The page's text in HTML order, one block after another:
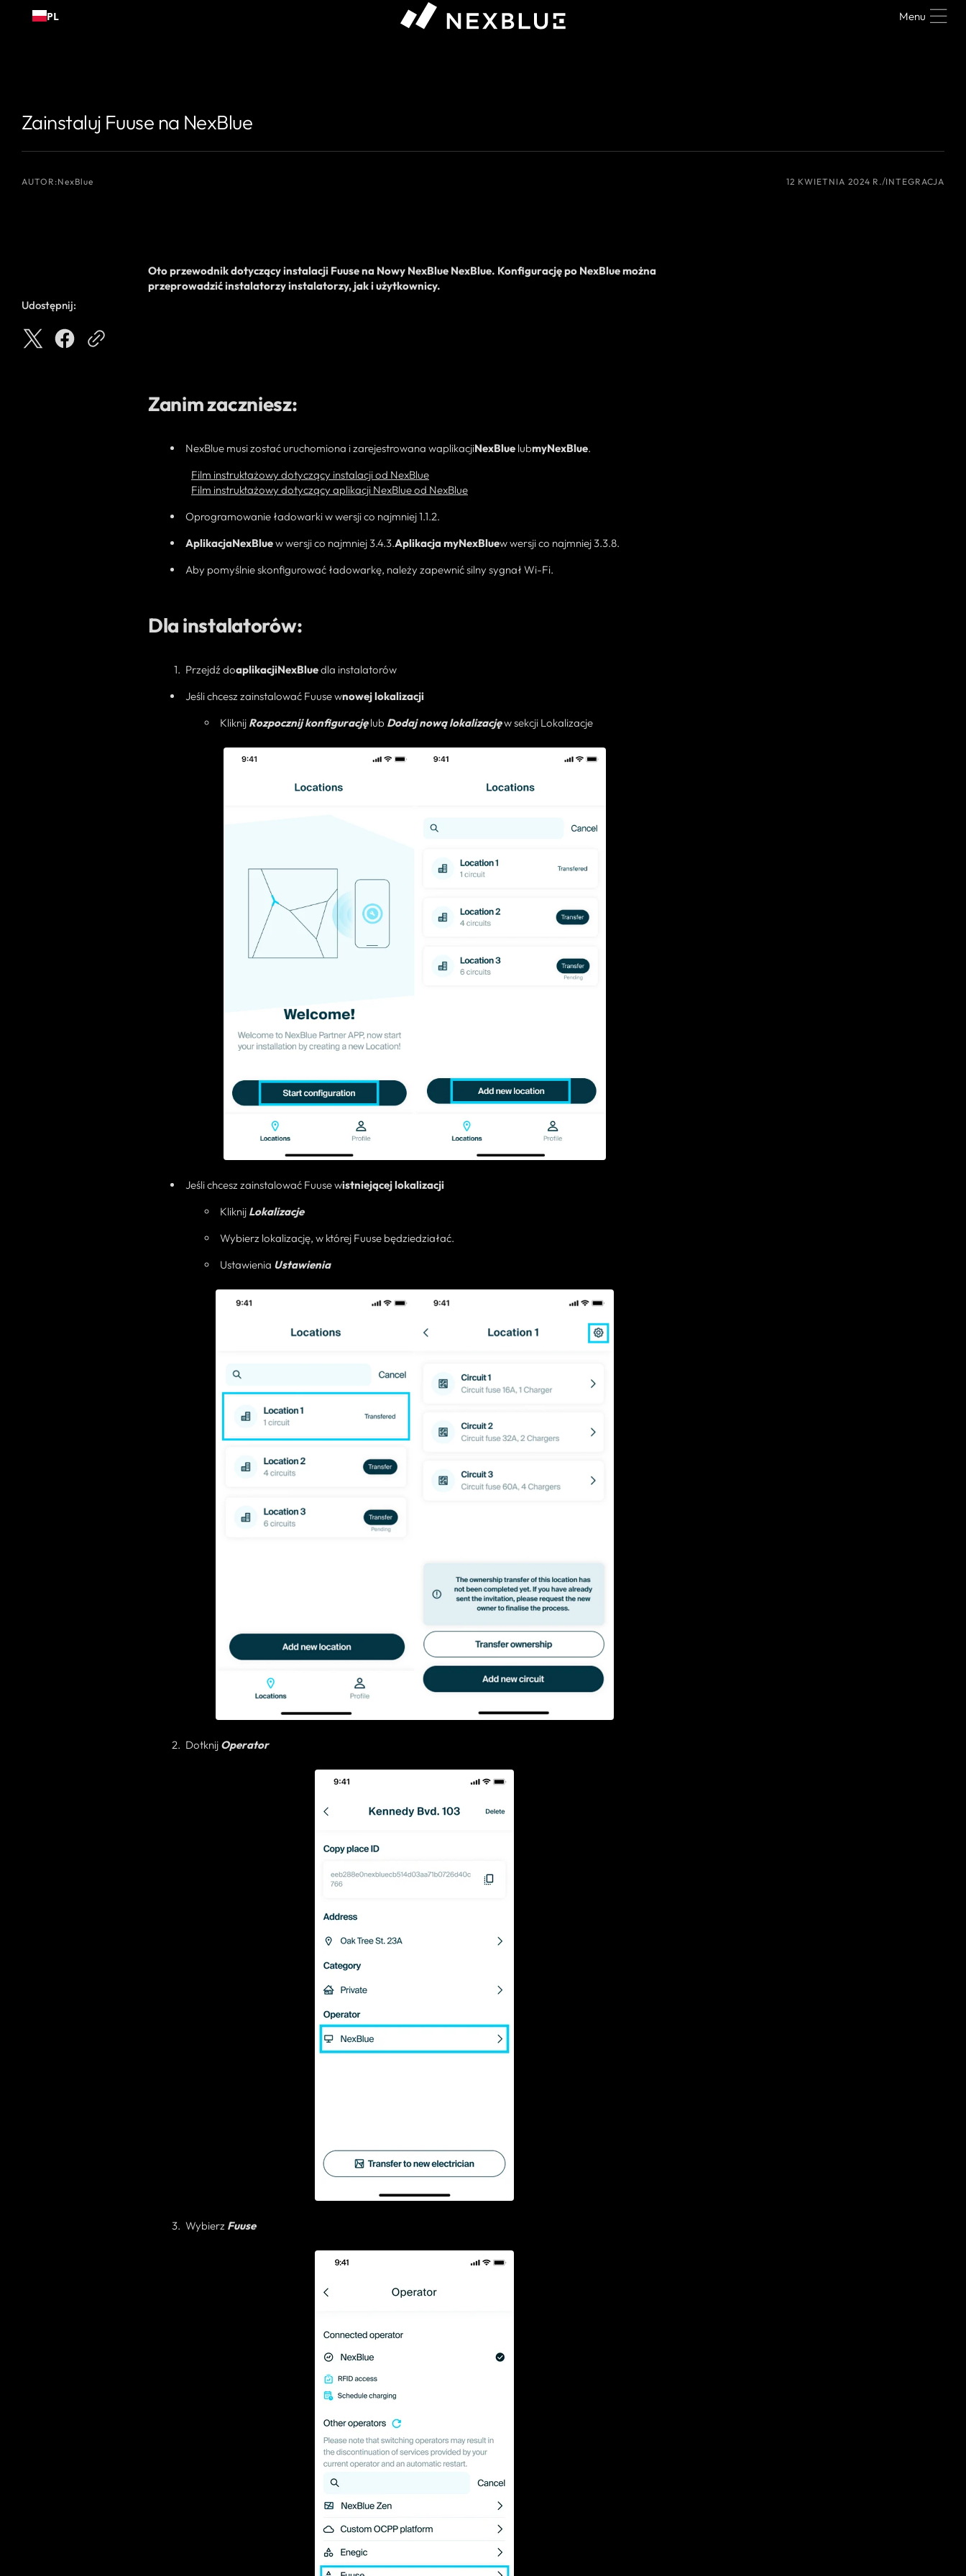
do
PL Menu
Zainstaluj Fuuse na NexBlue
AUTOR:NexBlue 12 KWIETNIA 2024 R. INTEGRACJA
Udostępnij:
Oto przewodnik dotyczącyinstalacji Fuuse na Nowy NexBlue NexBlue. Konfigurację po NexBlue można
przeprowadzićinstalatorzyinstalatorzy, jak i użytkownicy.
Zanim zaczniesz:
NexBlue musi zostać uruchomiona i zarejestrowana waplikacjiNexBlue lubmyNexBlue.
Film instruktażowy dotyczący instalacji od NexBlue
Film instruktażowy dotyczący aplikacji NexBlue od NexBlue
Oprogramowanie ładowarki w wersji co najmniej 1.1.2.
AplikacjaNexBluew wersji co najmniej 3.4.3.AplikacjamyNexBluew wersji co najmniej 3.3.8.
Aby pomyślnie skonfigurować ładowarkę, należy zapewnić silny sygnał Wi-Fi.
Dla instalatorów:
Przejdź doaplikacjiNexBluedla instalatorów
Jeśli chcesz zainstalować Fuuse wnowej lokalizacji
Kliknij Rozpocznij konfigurację lub Dodaj nową lokalizacjęw sekcji Lokalizacje
Jeśli chcesz zainstalować Fuuse wistniejącej lokalizacji
Kliknij Lokalizacje
Wybierz lokalizację, w której Fuuse będziedziałać.
Ustawienia Ustawienia
Dotknij Operator
Wybierz Fuuse